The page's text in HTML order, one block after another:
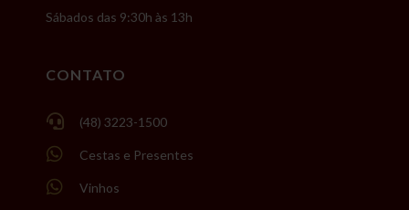
Sábados das 9:30h às 13h
CONTATO
 (48) 3223-1500
 Cestas e Presentes
 Vinhos